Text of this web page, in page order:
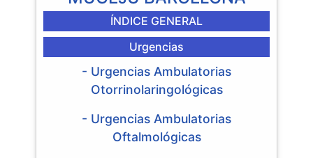
ÍNDICE GENERAL
Urgencias
- Urgencias Ambulatorias
Otorrinolaringológicas
- Urgencias Ambulatorias
Oftalmológicas